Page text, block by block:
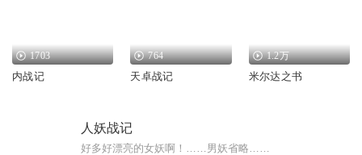
1703
内战记
764
天卓战记
1.2万
米尔达之书
人妖战记
好多好漂亮的女妖啊！……男妖省略……